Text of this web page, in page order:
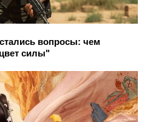
вопросы: чем
силы"